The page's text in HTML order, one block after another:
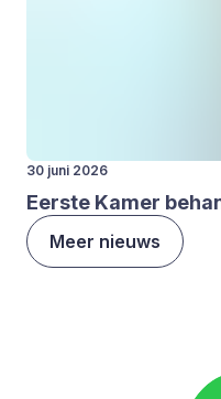
30 juni 2026
Eer­ste Kamer
Meer nieuws